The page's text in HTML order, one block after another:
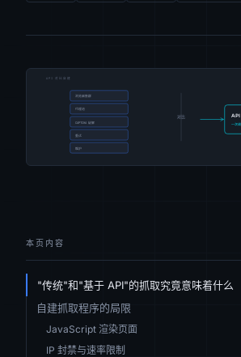
本页内容
"传统"和"基于 API"的抓取究竟意味着什么
自建抓取程序的局限
JavaScript 渲染页面
IP 封禁与速率限制